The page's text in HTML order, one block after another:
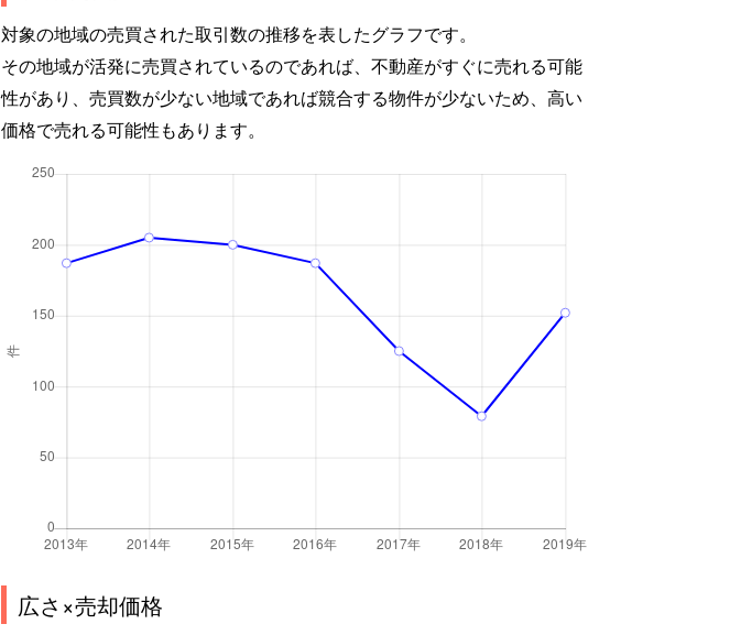
対象の地域の売買された取引数の推移を表したグラフです。
その地域が活発に売買されているのであれば、不動産がすぐに売れる可能
性があり、売買数が少ない地域であれば競合する物件が少ないため、高い
価格で売れる可能性もあります。
広さ×売却価格